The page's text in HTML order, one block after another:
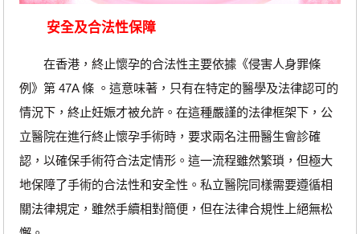
安全及合法性保障
在香港，終止懷孕的合法性主要依據《侵害人身罪條
例》第 47A 條 。這意味著，只有在特定的醫學及法律認可的
情況下，終止妊娠才被允許。在這種嚴謹的法律框架下，公
立醫院在進行終止懷孕手術時，要求兩名注冊醫生會診確
認，以確保手術符合法定情形。這一流程雖然繁瑣，但極大
地保障了手術的合法性和安全性。私立醫院同樣需要遵循相
關法律規定，雖然手續相對簡便，但在法律合規性上絕無松